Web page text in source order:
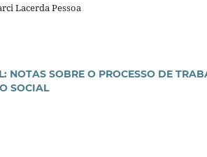
Lacerda Pessoa
NOTAS SOBRE O PROCESSO DE
SOCIAL